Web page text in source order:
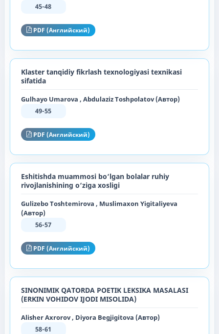
45-48
PDF (Английский)
Klaster tanqidiy fikrlash texnologiyasi texnikasi
sifatida
Gulhayo Umarova , Abdulaziz Toshpoʻlatov (Автор)
49-55
PDF (Английский)
Eshitishda muammosi bo‘lgan bolalar ruhiy
rivojlanishining o‘ziga xosligi
Gulizebo Toshtemirova , Muslimaxon Yigitaliyeva
(Автор)
56-57
PDF (Английский)
SINONIMIK QATORDA POETIK LEKSIKA MASALASI
(ERKIN VOHIDOV IJODI MISOLIDA)
Alisher Axrorov , Diyora Begjigitova (Автор)
58-61